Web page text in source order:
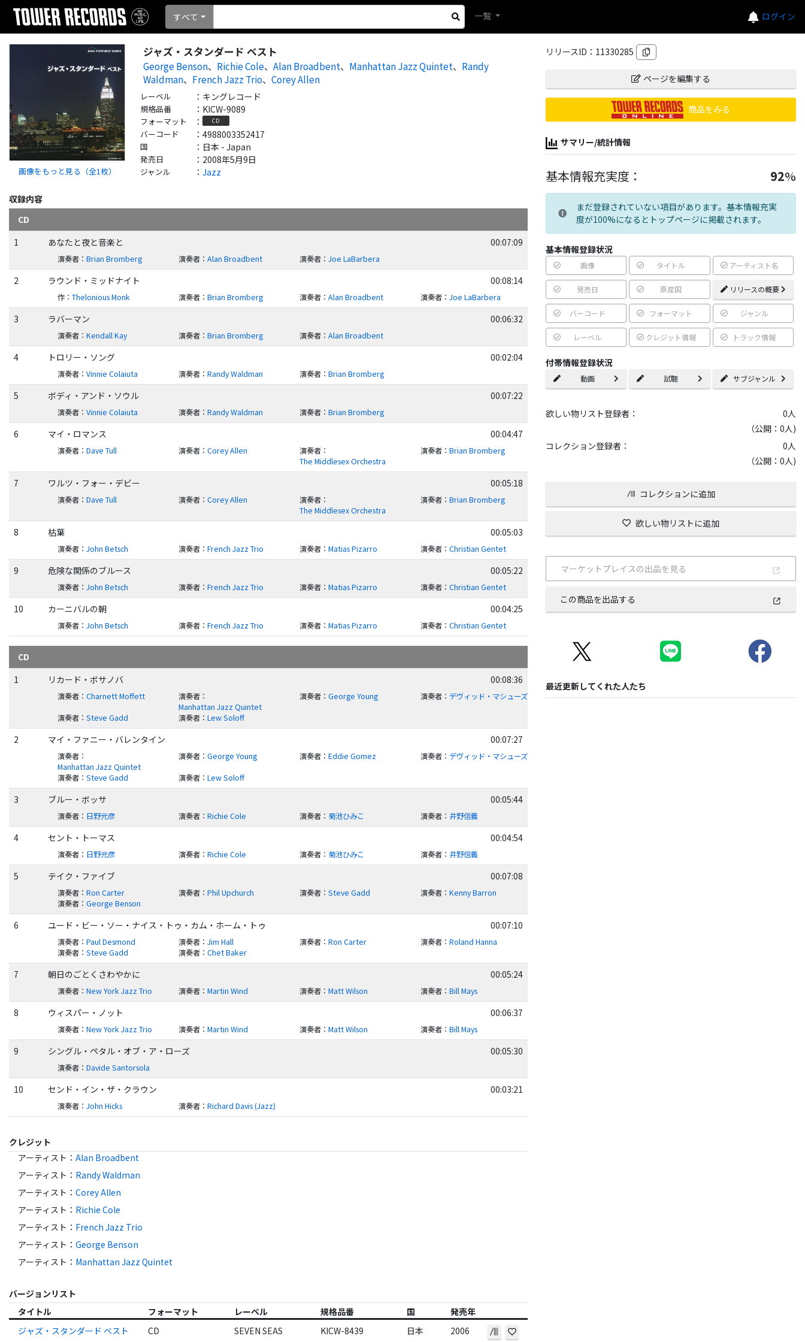
ログイン
すべて 一覧
画像をもっと見る（全1 枚）
ジャズ・スタンダード ベスト
George Benson、 Richie Cole、 Alan Broadbent、 Manhattan Jazz Quintet、 Randy
Waldman、 French Jazz Trio、 Corey Allen
レーベル ： キングレコード
規格品番 ： KICW-9089
フォーマット ： CD
バーコード ： 4988003352417
国 ： 日本 - Japan
発売日 ： 2008年5月9日
ジャンル ： Jazz
収録内容
CD
1
あなたと夜と音楽と 00:07:09
演奏者 ：Brian Bromberg 演奏者 ：Alan Broadbent 演奏者 ：Joe LaBarbera
2 ラウンド・ミッドナイト 00:08:14
作 ：Thelonious Monk 演奏者 ：Brian Bromberg 演奏者 ：Alan Broadbent 演奏者 ：Joe LaBarbera
3 ラバーマン 00:06:32
演奏者 ：Kendall Kay 演奏者 ：Brian Bromberg 演奏者 ：Alan Broadbent
4 トロリー・ソング 00:02:04
演奏者 ：Vinnie Colaiuta 演奏者 ：Randy Waldman 演奏者 ：Brian Bromberg
5 ボディ・アンド・ソウル 00:07:22
演奏者 ：Vinnie Colaiuta 演奏者 ：Randy Waldman 演奏者 ：Brian Bromberg
6 マイ・ロマンス 00:04:47
演奏者 ：Dave Tull 演奏者 ：Corey Allen 演奏者 ：
The Middlesex Orchestra
演奏者 ：Brian Bromberg
7 ワルツ・フォー・デビー 00:05:18
演奏者 ：Dave Tull 演奏者 ：Corey Allen 演奏者 ：
The Middlesex Orchestra
演奏者 ：Brian Bromberg
8 枯葉 00:05:03
演奏者 ：John Betsch 演奏者 ：French Jazz Trio 演奏者 ：Matias Pizarro 演奏者 ：Christian Gentet
9 危険な関係のブルース 00:05:22
演奏者 ：John Betsch 演奏者 ：French Jazz Trio 演奏者 ：Matias Pizarro 演奏者 ：Christian Gentet
10 カーニバルの朝 00:04:25
演奏者 ：John Betsch 演奏者 ：French Jazz Trio 演奏者 ：Matias Pizarro 演奏者 ：Christian Gentet
CD
1
リカード・ボサノバ 00:08:36
演奏者 ：Charnett Moffett 演奏者 ：
Manhattan Jazz Quintet
演奏者 ：George Young 演奏者 ： デヴィッド・マシューズ
演奏者 ：Steve Gadd 演奏者 ：Lew Soloff
2 マイ・ファニー・バレンタイン 00:07:27
演奏者 ：
Manhattan Jazz Quintet
演奏者 ：George Young 演奏者 ：Eddie Gomez 演奏者 ： デヴィッド・マシューズ
演奏者 ：Steve Gadd 演奏者 ：Lew Soloff
3 ブルー・ボッサ 00:05:44
演奏者 ： 日野元彦 演奏者 ：Richie Cole 演奏者 ： 菊池ひみこ 演奏者 ：井野信義
4 セント・トーマス 00:04:54
演奏者 ： 日野元彦 演奏者 ：Richie Cole 演奏者 ： 菊池ひみこ 演奏者 ：井野信義
5 テイク・ファイブ 00:07:08
演奏者 ：Ron Carter 演奏者 ：Phil Upchurch 演奏者 ：Steve Gadd 演奏者 ：Kenny Barron
演奏者 ：George Benson
6 ユード・ビー・ソー・ナイス・トゥ・カム・ホーム・トゥ 00:07:10
演奏者 ：Paul Desmond 演奏者 ：Jim Hall 演奏者 ：Ron Carter 演奏者 ：Roland Hanna
演奏者 ：Steve Gadd 演奏者 ：Chet Baker
7 朝日のごとくさわやかに 00:05:24
演奏者 ：New York Jazz Trio 演奏者 ：Martin Wind 演奏者 ：Matt Wilson 演奏者 ：Bill Mays
8 ウィスパー・ノット 00:06:37
演奏者 ：New York Jazz Trio 演奏者 ：Martin Wind 演奏者 ：Matt Wilson 演奏者 ：Bill Mays
9 シングル・ペタル・オブ・ア・ローズ 00:05:30
演奏者 ：Davide Santorsola
10 センド・イン・ザ・クラウン 00:03:21
演奏者 ：John Hicks 演奏者 ：Richard Davis (Jazz)
クレジット
アーティスト ： Alan Broadbent
アーティスト ： Randy Waldman
アーティスト ： Corey Allen
アーティスト ： Richie Cole
アーティスト ： French Jazz Trio
アーティスト ： George Benson
アーティスト ： Manhattan Jazz Quintet
バージョンリスト
タイトル
フォーマット レーベル 規格品番 国
発売年
ジャズ・スタンダード ベスト
CD SEVEN SEAS KICW-8439 日本 2006
リリースID： 11330285
ページを編集する
商品をみる
サマリー/統計情報
基本情報充実度： 92%
まだ登録されていない項目があります。基本情報充実
度が100%になるとトップページに掲載されます。
基本情報登録状況
画像 タイトル アーティスト名
発売日 原産国 リリースの概要
バーコード フォーマット ジャンル
レーベル クレジット情報 トラック情報
付帯情報登録状況
動画 試聴 サブジャンル
欲しい物リスト登録者： 0人
（公開：0人)
コレクション登録者：
0人
（公開：0人)
コレクションに追加
欲しい物リストに追加
マーケットプレイスの出品を見る
この商品を出品する
最近更新してくれた人たち